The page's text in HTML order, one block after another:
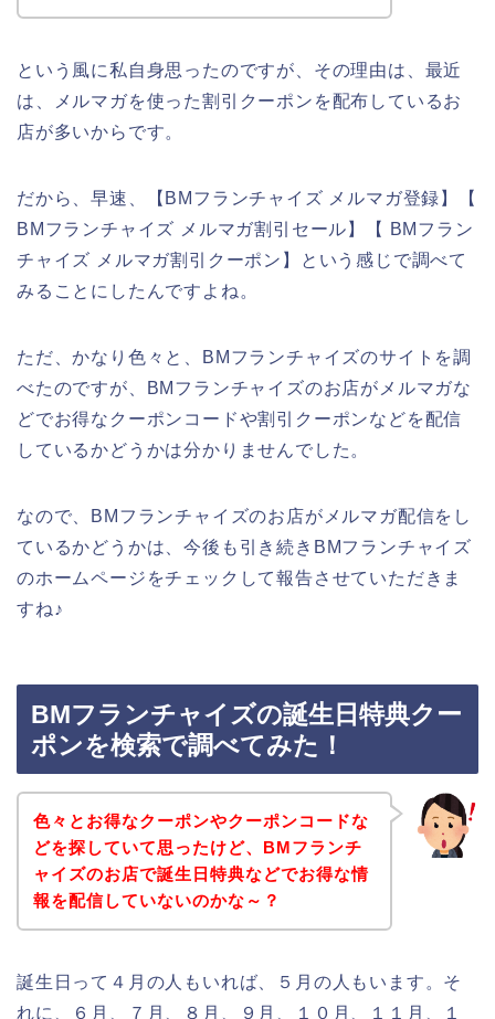
という風に私自身思ったのですが、その理由は、最近
は、メルマガを使った割引クーポンを配布しているお
店が多いからです。
だから、早速、【BMフランチャイズ メルマガ登録】【
BMフランチャイズ メルマガ割引セール】【 BMフラン
チャイズ メルマガ割引クーポン】という感じで調べて
みることにしたんですよね。
ただ、かなり色々と、BMフランチャイズのサイトを調
べたのですが、BMフランチャイズのお店がメルマガな
どでお得なクーポンコードや割引クーポンなどを配信
しているかどうかは分かりませんでした。
なので、BMフランチャイズのお店がメルマガ配信をし
ているかどうかは、今後も引き続きBMフランチャイズ
のホームページをチェックして報告させていただきま
すね♪
BMフランチャイズの誕生日特典クー
ポンを検索で調べてみた！
色々とお得なクーポンやクーポンコードな
どを探していて思ったけど、BMフランチ
ャイズのお店で誕生日特典などでお得な情
報を配信していないのかな～？
誕生日って４月の人もいれば、５月の人もいます。そ
れに、６月、７月、８月、９月、１０月、１１月、１